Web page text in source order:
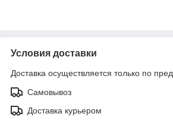
Условия доставки
Доставка осуществляется только по
Самовывоз
Доставка курьером